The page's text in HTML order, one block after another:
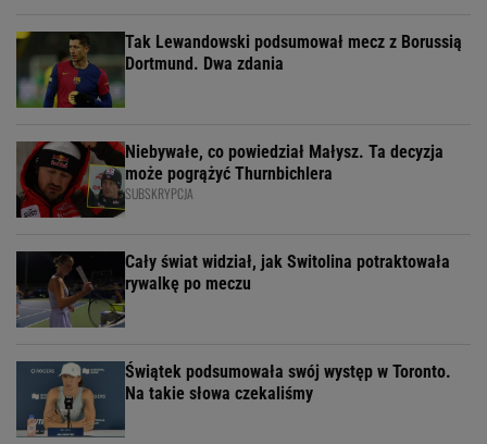
Tak Lewandowski podsumował mecz z Borussią
Dortmund. Dwa zdania
Niebywałe, co powiedział Małysz. Ta decyzja
może pogrążyć Thurnbichlera
SUBSKRYPCJA
Cały świat widział, jak Switolina potraktowała
rywalkę po meczu
Świątek podsumowała swój występ w Toronto.
Na takie słowa czekaliśmy